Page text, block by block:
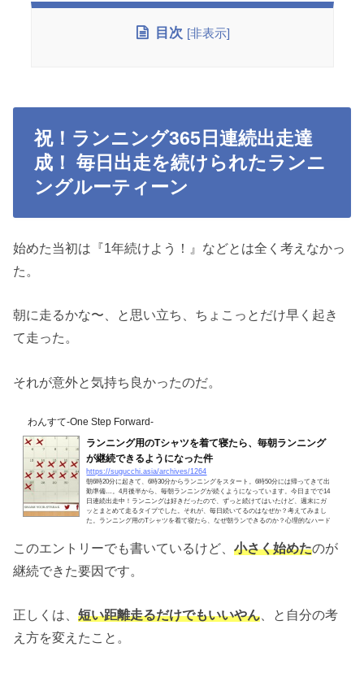
目次 [非表示]
祝！ランニング365日連続出走達
成！ 毎日出走を続けられたランニ
ングルーティーン
始めた当初は『1年続けよう！』などとは全く考えなかっ
た。
朝に走るかな〜、と思い立ち、ちょこっとだけ早く起き
て走った。
それが意外と気持ち良かったのだ。
わんすて-One Step Forward-
ランニング用のTシャツを着て寝たら、毎朝ランニング
が継続できるようになった件
https://sugucchi.asia/archives/1264
朝6時20分に起きて、6時30分からランニングをスタート。6時50分には帰ってきて出
勤準備…。4月後半から、毎朝ランニングが続くようになっています。今日までで14
日連続出走中！ランニングは好きだったので、ずっと続けてはいたけど、週末にガ
ッとまとめて走るタイプでした。それが、毎日続いてるのはなぜか？考えてみまし
た。ランニング用のTシャツを着て寝たら、なぜ朝ランできるのか？心理的なハード
から着替えてランニングというフェーズに移るのって、...
このエントリーでも書いているけど、小さく始めたのが
継続できた要因です。
正しくは、短い距離走るだけでもいいやん 、と自分の考
え方を変えたこと。